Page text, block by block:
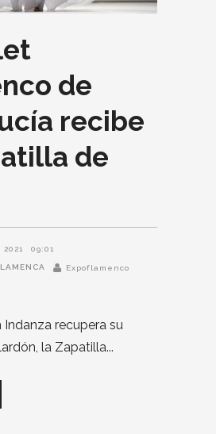
de
recibe
de
2021 09:01
Expoflamenco
recupera su
la Zapatilla